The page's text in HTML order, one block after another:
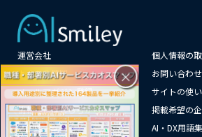
運営会社
個人情報の
よくある質問
お問い合わせ
メールマガジン登録
サイトの使
情報提供はこちらから
掲載希望の
AI企業一覧
AI・DX用語集
×